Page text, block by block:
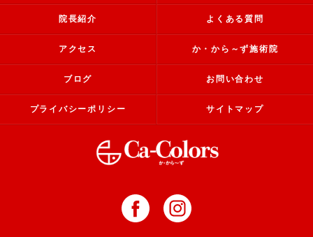
院長紹介 よくある質問
アクセス か・から～ず施術院
ブログ お問い合わせ
プライバシーポリシー サイトマップ